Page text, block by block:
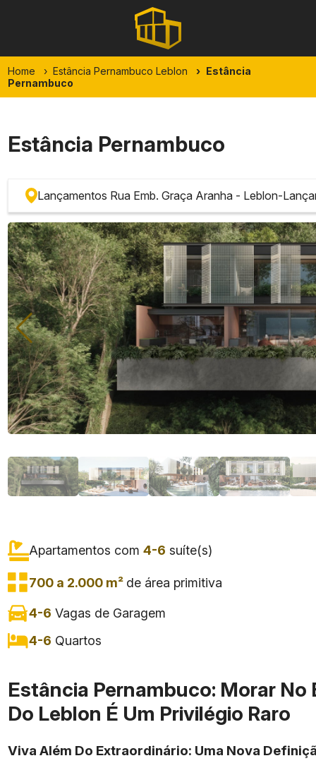
Home Estância Pernambuco Leblon
Estância
Pernambuco
Estância Pernambuco
Lançamentos Rua Emb. Graça Aranha - Leblon-
Apartamentos com4-6 suíte(s)
700 a 2.000 m² de área primitiva
4-6 Vagas de Garagem
4-6 Quartos
Estância Pernambuco: Morar
Do Leblon É Um Privilégio Raro
Viva Além Do Extraordinário: Uma Nova